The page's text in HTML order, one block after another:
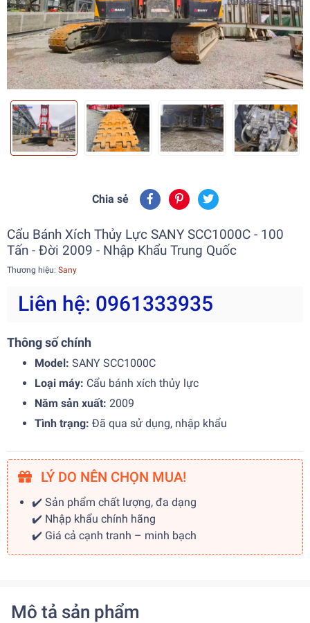
Chia sẻ
Cẩu Bánh Xích Thủy Lực SANY SCC1000C - 100
Tấn - Đời 2009 - Nhập Khẩu Trung Quốc
Thương hiệu: Sany
Liên hệ: 0961333935
Thông số chính
Model: SANY SCC1000C
Loại máy: Cẩu bánh xích thủy lực
Năm sản xuất: 2009
Tình trạng: Đã qua sử dụng, nhập khẩu
LÝ DO NÊN CHỌN MUA!
✔️ Sản phẩm chất lượng, đa dạng
✔️ Nhập khẩu chính hãng
✔️ Giá cả cạnh tranh – minh bạch
Mô tả sản phẩm